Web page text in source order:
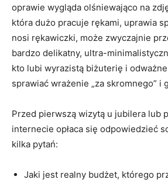
oprawie wygląda olśniewająco na
która dużo pracuje rękami, uprawia
nosi rękawiczki, może zwyczajnie
bardzo delikatny, ultra-
kto lubi wyrazistą biżuterię i
sprawiać wrażenie „za skromnego” i
Przed pierwszą wizytą u jubilera lub
internecie opłaca się odpowiedzieć
kilka pytań:
Jaki jest realny budżet, którego